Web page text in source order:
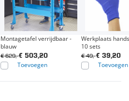
Montagetafel verrijdbaar -
blauw
€ 503,20
€ 629,-
Toevoegen
Werkplaats
10 sets
€ 39,20
€ 49,-
Toevoegen